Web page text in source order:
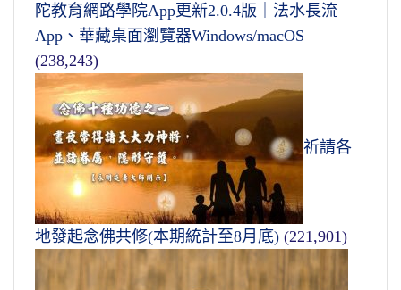
陀教育網路學院App更新2.0.4版｜法水長流
App、華藏桌面瀏覽器Windows/macOS
(238,243)
祈請各
地發起念佛共修(本期統計至8月底) (221,901)